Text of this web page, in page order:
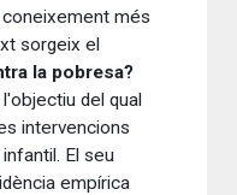
més
sorgeix el
la pobresa?
l'objectiu del qual
intervencions
El seu
empírica